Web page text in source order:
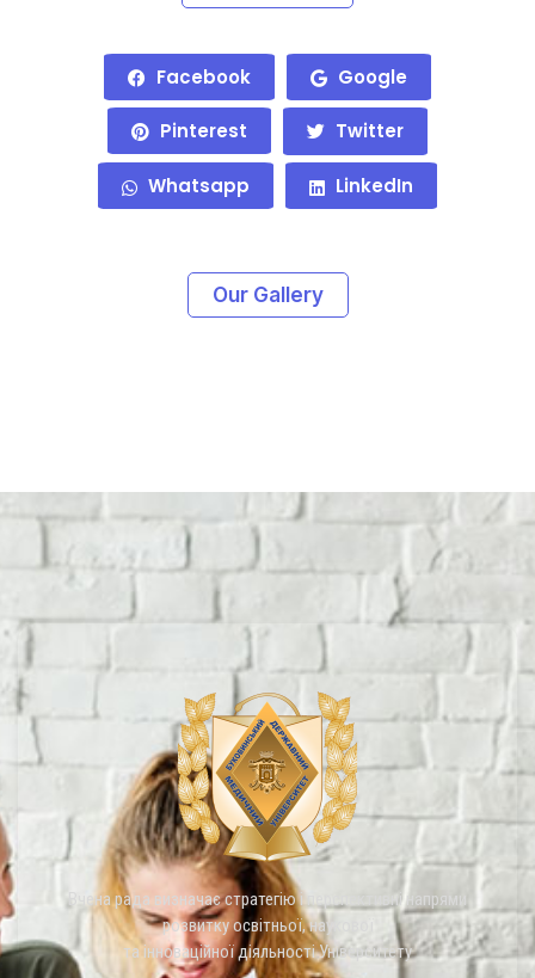
Facebook Google
Pinterest Twitter
Whatsapp LinkedIn
Our Gallery
Вчена рада визначає стратегію і перспективні напрями
розвитку освітньої, наукової
та інноваційної діяльності Університету